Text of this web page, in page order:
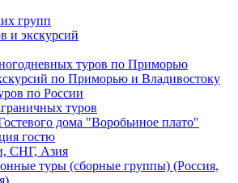
групп
и экскурсий
туров по Приморью
по Приморью и Владивостоку
по России
туров
дома "Воробьиное плато"
гостю
СНГ, Азия
туры (сборные группы) (Россия,